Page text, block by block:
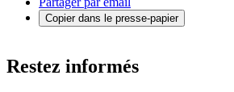
Copier dans le presse-papier
Restez informés